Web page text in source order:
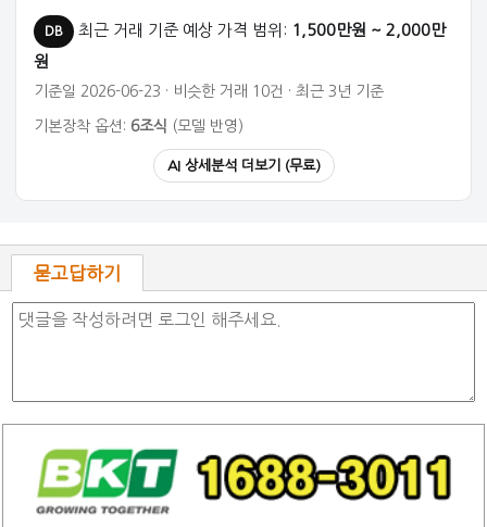
DB 최근 거래 기준 예상 가격 범위: 1,500만원 ~ 2,000만
원
기준일 2026-06-23 · 비슷한 거래 10건 · 최근 3년 기준
기본장착 옵션: 6조식 (모델 반영)
AI 상세분석 더보기 (무료)
묻고답하기